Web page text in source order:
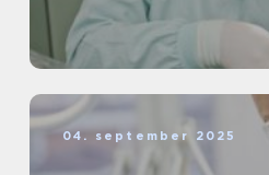
04. september 2025